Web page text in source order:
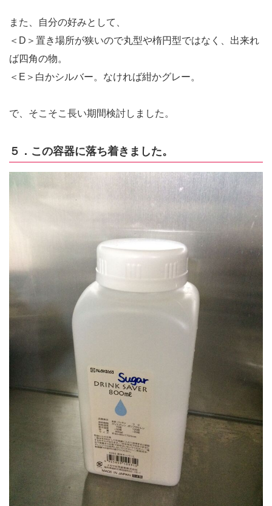
また、自分の好みとして、
＜D＞置き場所が狭いので丸型や楕円型ではなく、出来れ
ば四角の物。
＜E＞白かシルバー。なければ紺かグレー。
で、そこそこ長い期間検討しました。
５．この容器に落ち着きました。